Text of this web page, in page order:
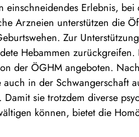
einschneidendes Erlebnis,
Arzneien unterstützen die
Zur
Hebammen zurückgreifen.
der ÖGHM angeboten.
in der Schwangerschaft
sie trotzdem diverse
können, bietet die